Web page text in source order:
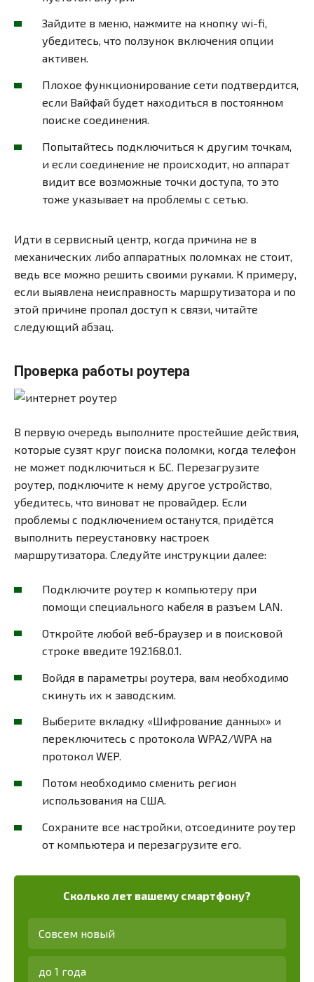
Зайдите в меню, нажмите на кнопку wi-fi,
убедитесь, что ползунок включения опции
активен.
Плохое функционирование сети подтвердится,
если Вайфай будет находиться в постоянном
поиске соединения.
Попытайтесь подключиться к другим точкам,
и если соединение не происходит, но аппарат
видит все возможные точки доступа, то это
тоже указывает на проблемы с сетью.
Идти в сервисный центр, когда причина не в
механических либо аппаратных поломках не стоит,
ведь все можно решить своими руками. К примеру,
если выявлена неисправность маршрутизатора и по
этой причине пропал доступ к связи, читайте
следующий абзац.
Проверка работы роутера
В первую очередь выполните простейшие действия,
которые сузят круг поиска поломки, когда телефон
не может подключиться к БС. Перезагрузите
роутер, подключите к нему другое устройство,
убедитесь, что виноват не провайдер. Если
проблемы с подключением останутся, придётся
выполнить переустановку настроек
маршрутизатора. Следуйте инструкции далее:
Подключите роутер к компьютеру при
помощи специального кабеля в разъем LAN.
Откройте любой веб-браузер и в поисковой
строке введите 192.168.0.1.
Войдя в параметры роутера, вам необходимо
скинуть их к заводским.
Выберите вкладку «Шифрование данных» и
переключитесь с протокола WPA2/WPA на
протокол WEP.
Потом необходимо сменить регион
использования на США.
Сохраните все настройки, отсоедините роутер
от компьютера и перезагрузите его.
Сколько лет вашему смартфону?
Совсем новый
до 1 года